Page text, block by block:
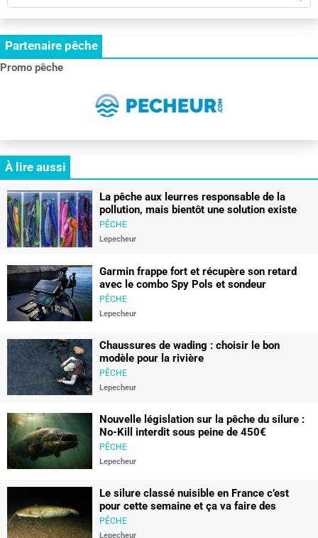
Pêche
chasse
:
le
chasseurs
Partenaire pêche
Promo pêche
À lire aussi
La pêche aux leurres responsable de la
pollution, mais bientôt une solution existe
PÊCHE
Lepecheur
Garmin frappe fort et récupère son retard
avec le combo Spy Pols et sondeur
gt360uhd
PÊCHE
Lepecheur
Chaussures de wading : choisir le bon
modèle pour la rivière
PÊCHE
Lepecheur
Nouvelle législation sur la pêche du silure :
No-Kill interdit sous peine de 450€
d’amende
PÊCHE
Lepecheur
Le silure classé nuisible en France c’est
pour cette semaine et ça va faire des
vagues
PÊCHE
Lepecheur